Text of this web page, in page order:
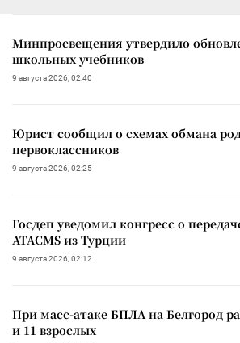
Минпросвещения утвердило
школьных учебников
9 августа 2026, 02:40
Юрист сообщил о схемах обмана
первоклассников
9 августа 2026, 02:25
Госдеп уведомил конгресс о
ATACMS из Турции
9 августа 2026, 02:12
При масс-атаке БПЛА на Белгород
и 11 взрослых